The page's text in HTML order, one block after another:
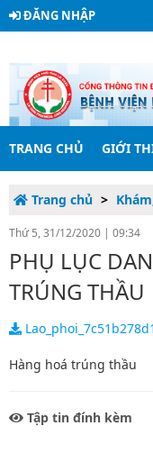
ĐĂNG NHẬP
TRANG CHỦ GIỚI
Trang chủ
Thứ 5, 31/12/2020 | 09:34
PHỤ LỤC
TRÚNG THẦU
Hàng hoá trúng thầu
Tập tin đính kèm